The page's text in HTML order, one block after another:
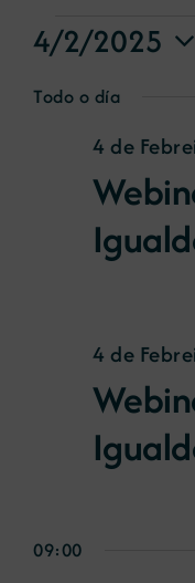
eventos
for
00:00
4/2/2025
Select
date.
Todo o día
4 de
4 de
09:00